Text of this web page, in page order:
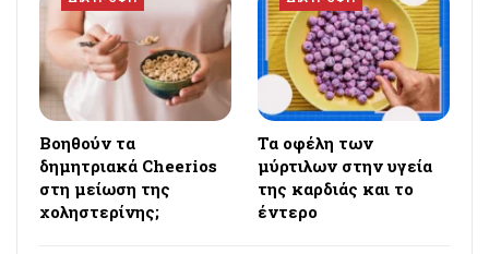
Βοηθούν τα
δημητριακά Cheerios
στη μείωση της
χοληστερίνης;
Τα οφέλη των
μύρτιλων στην υγεία
της καρδιάς και το
έντερο